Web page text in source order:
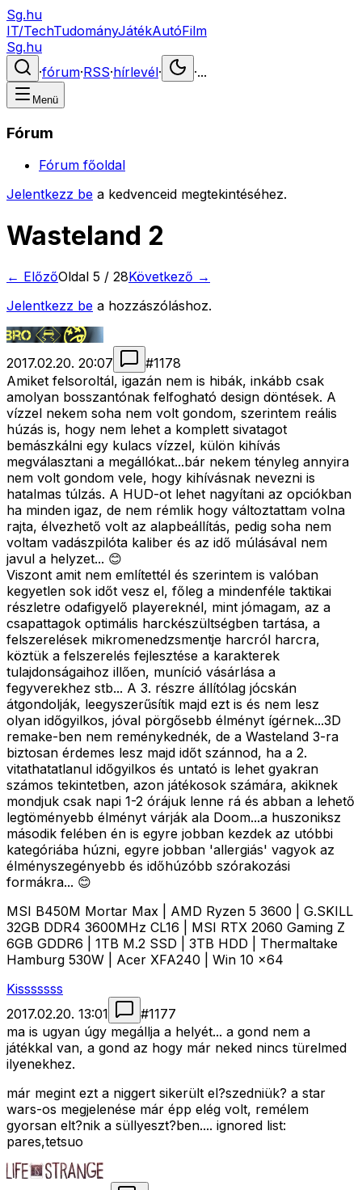
Sg.hu
IT/TechTudományJátékAutóFilm
Sg.hu
·fórum·RSS·hírlevél· ·...
Menü
Fórum
Fórum főoldal
Jelentkezz be a kedvenceid megtekintéséhez.
Wasteland 2
← ElőzőOldal 5 / 28Következő →
Jelentkezz be a hozzászóláshoz.
2017.02.20. 20:07 #1178
Amiket felsoroltál, igazán nem is hibák, inkább csak
amolyan bosszantónak felfogható design döntések. A
vízzel nekem soha nem volt gondom, szerintem reális
húzás is, hogy nem lehet a komplett sivatagot
bemászkálni egy kulacs vízzel, külön kihívás
megválasztani a megállókat...bár nekem tényleg annyira
nem volt gondom vele, hogy kihívásnak nevezni is
hatalmas túlzás. A HUD-ot lehet nagyítani az opciókban
ha minden igaz, de nem rémlik hogy változtattam volna
rajta, élvezhető volt az alapbeállítás, pedig soha nem
voltam vadászpilóta kaliber és az idő múlásával nem
javul a helyzet... 😊
Viszont amit nem említettél és szerintem is valóban
kegyetlen sok időt vesz el, főleg a mindenféle taktikai
részletre odafigyelő playereknél, mint jómagam, az a
csapattagok optimális harckészültségben tartása, a
felszerelések mikromenedzsmentje harcról harcra,
köztük a felszerelés fejlesztése a karakterek
tulajdonságaihoz illően, muníció vásárlása a
fegyverekhez stb... A 3. részre állítólag jócskán
átgondolják, leegyszerűsítik majd ezt is és nem lesz
olyan időgyilkos, jóval pörgősebb élményt ígérnek...3D
remake-ben nem reménykednék, de a Wasteland 3-ra
biztosan érdemes lesz majd időt szánnod, ha a 2.
vitathatatlanul időgyilkos és untató is lehet gyakran
számos tekintetben, azon játékosok számára, akiknek
mondjuk csak napi 1-2 órájuk lenne rá és abban a lehető
legtöményebb élményt várják ala Doom...a huszoniksz
második felében én is egyre jobban kezdek az utóbbi
kategóriába húzni, egyre jobban 'allergiás' vagyok az
élményszegényebb és időhúzóbb szórakozási
formákra... 😊
MSI B450M Mortar Max | AMD Ryzen 5 3600 | G.SKILL
32GB DDR4 3600MHz CL16 | MSI RTX 2060 Gaming Z
6GB GDDR6 | 1TB M.2 SSD | 3TB HDD | Thermaltake
Hamburg 530W | Acer XFA240 | Win 10 x64
Kisssssss
2017.02.20. 13:01
#1177
ma is ugyan úgy megállja a helyét... a gond nem a
játékkal van, a gond az hogy már neked nincs türelmed
ilyenekhez.
már megint ezt a niggert sikerült el?szedniük? a star
wars-os megjelenése már épp elég volt, remélem
gyorsan elt?nik a süllyeszt?ben.... ignored list:
pares,tetsuo